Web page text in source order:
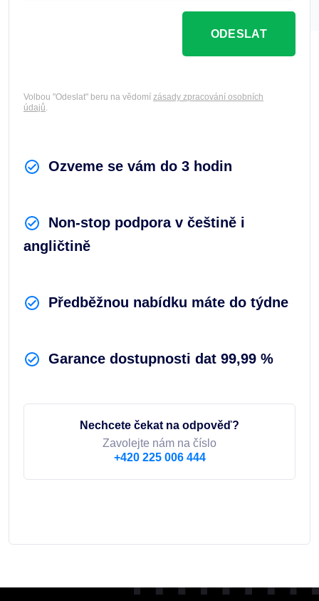
Ozveme se vám do 3 hodin
Non-stop podpora v češtině i
angličtině
Předběžnou nabídku máte do týdne
Garance dostupnosti dat 99,99 %
Nechcete čekat na odpověď?
Zavolejte nám na číslo
+420 225 006 444
ODESLAT
Volbou "Odeslat" beru na vědomí zásady zpracování osobních
údajů